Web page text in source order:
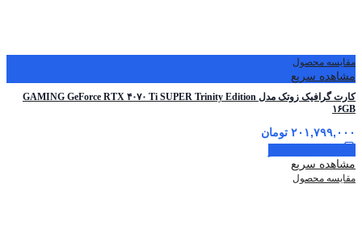
مقایسه محصول
مشاهده سریع
کارت گرافیک زوتک مدل GAMING GeForce RTX ۴۰۷۰ Ti SUPER Trinity Edition
۱۶GB
۲۰۱,۷۹۹,۰۰۰ تومان
مشاهده سریع
مقایسه محصول